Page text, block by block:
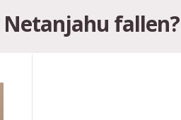
Netanjahu fallen?